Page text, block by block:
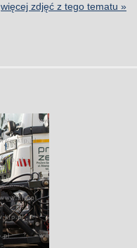
więcej zdjęć z tego tematu »